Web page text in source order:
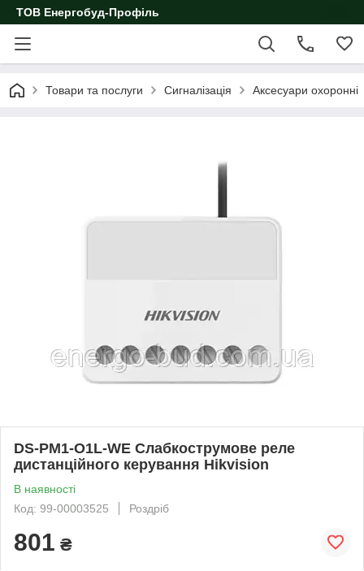
ТОВ Енергобуд-Профіль
Товари та послуги Сигналізація Аксесуари охоронні
DS-PM1-O1L-WE Слабкострумове реле
дистанційного керування Hikvision
В наявності
Код: 99-00003525
Роздріб
801 ₴